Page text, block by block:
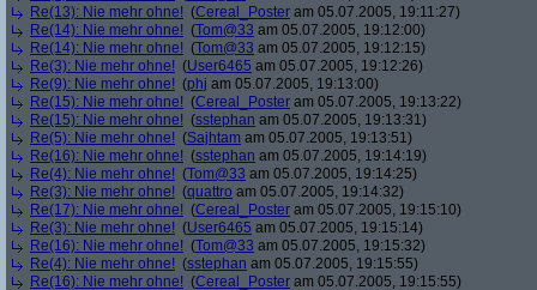
Re(13): Nie mehr ohne! (Cereal_Poster am 05.07.2005, 19:11:27)
Re(14): Nie mehr ohne! (Tom@33 am 05.07.2005, 19:12:00)
Re(14): Nie mehr ohne! (Tom@33 am 05.07.2005, 19:12:15)
Re(3): Nie mehr ohne! (User6465 am 05.07.2005, 19:12:26)
Re(9): Nie mehr ohne! (phj am 05.07.2005, 19:13:00)
Re(15): Nie mehr ohne! (Cereal_Poster am 05.07.2005, 19:13:22)
Re(15): Nie mehr ohne! (sstephan am 05.07.2005, 19:13:31)
Re(5): Nie mehr ohne! (Sajhtam am 05.07.2005, 19:13:51)
Re(16): Nie mehr ohne! (sstephan am 05.07.2005, 19:14:19)
Re(4): Nie mehr ohne! (Tom@33 am 05.07.2005, 19:14:25)
Re(3): Nie mehr ohne! (quattro am 05.07.2005, 19:14:32)
Re(17): Nie mehr ohne! (Cereal_Poster am 05.07.2005, 19:15:10)
Re(3): Nie mehr ohne! (User6465 am 05.07.2005, 19:15:14)
Re(16): Nie mehr ohne! (Tom@33 am 05.07.2005, 19:15:32)
Re(4): Nie mehr ohne! (sstephan am 05.07.2005, 19:15:55)
Re(16): Nie mehr ohne! (Cereal_Poster am 05.07.2005, 19:15:55)